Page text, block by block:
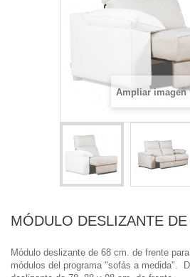
Ampliar imagen
MÓDULO DESLIZANTE
Módulo deslizante de 68 cm. de frente
módulos del programa "sofás a medida".